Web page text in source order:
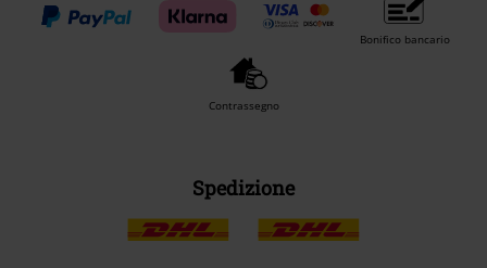
Bonifico bancario
Contrassegno
Spedizione